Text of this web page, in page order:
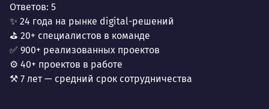
Ответов: 5
✨ 24 года на рынке digital-решений
⛳ 20+ специалистов в команде
✅ 900+ реализованных проектов
⚙️ 40+ проектов в работе
⚒️ 7 лет — средний срок сотрудничества